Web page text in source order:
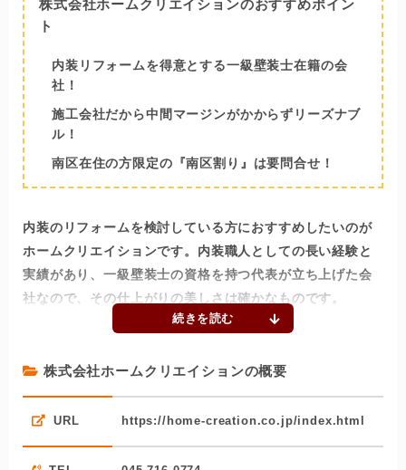
株式会社ホームクリエイションのおすすめポイン
ト
内装リフォームを得意とする一級壁装士在籍の会
社！
施工会社だから中間マージンがかからずリーズナブ
ル！
南区在住の方限定の『南区割り』は要問合せ！
内装のリフォームを検討している方におすすめしたいのが
ホームクリエイションです。内装職人としての長い経験と
実績があり、一級壁装士の資格を持つ代表が立ち上げた会
社なので、その仕上がりの美しさは確かなものです。
下請けを置かず同社自身が施工を行うので、中間マージン
いるので、高品質でもリーズナブルな施工が実現します。
横浜市南区のリフォーム会社として地域に貢献たしたいと
いう代表の想いから、南区中心に営業展開している同社。
地元ならではの迅速な対応とアフターフォローを行ってい
株式会社ホームクリエイションの概要
URL https://home-creation.co.jp/index.html